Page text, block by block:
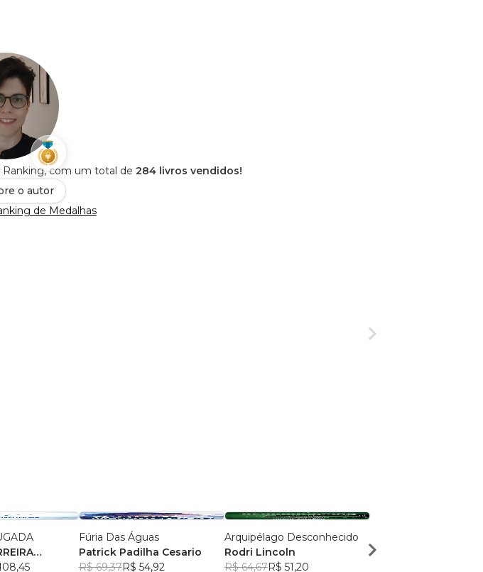
Ranking, com um total de 284 livros vendidos!
o autor
de Medalhas
Fúria Das Águas
Patrick Padilha Cesario
R$ 69,37R$ 54,92
Arquipélago Desconhecido
Rodri Lincoln
R$ 64,67R$ 51,20
Francisco Airton